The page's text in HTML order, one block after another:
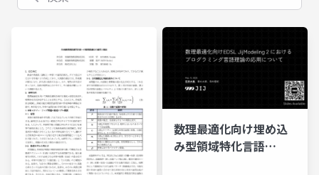
数理最適化向け埋め込
み型領域特化言語